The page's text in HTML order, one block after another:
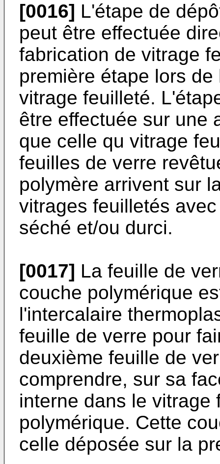
[0016] L'étape de
peut être effectuée
fabrication de vitrage
première étape lors
vitrage feuilleté.
être effectuée sur une
que celle qu vitrage
feuilles de verre
polymère arrivent sur
vitrages feuilletés
séché et/ou durci.
[0017] La feuille de
couche polymérique
l'intercalaire
feuille de verre pour
deuxième feuille de
comprendre, sur sa
interne dans le vitrage
polymérique. Cette
celle déposée sur la